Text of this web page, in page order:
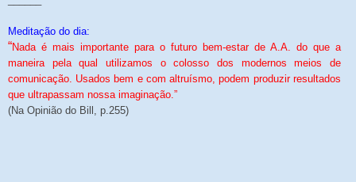
Meditação do dia:
“Nada é mais importante para o futuro bem-estar de A.A. do que a
maneira pela qual utilizamos o colosso dos modernos meios de
comunicação. Usados bem e com altruísmo, podem produzir resultados
que ultrapassam nossa imaginação.”
(Na Opinião do Bill, p.255)